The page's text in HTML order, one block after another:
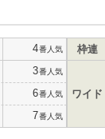
4番人気
3番人気
6番人気
7番人気
枠連
ワイド